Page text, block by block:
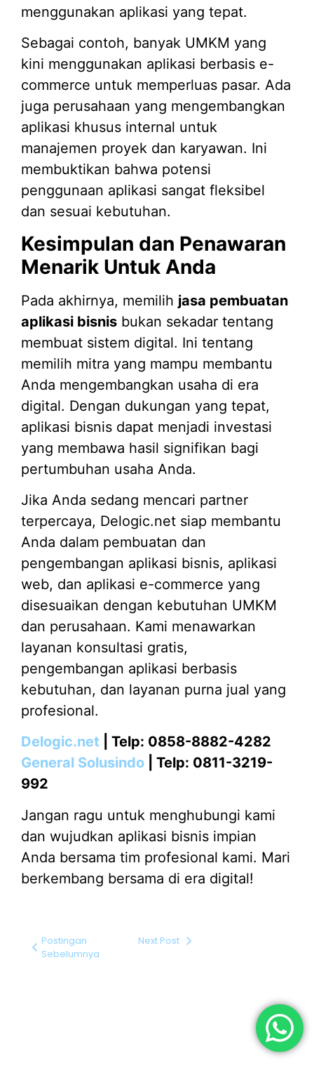
menggunakan aplikasi yang tepat.
Sebagai contoh, banyak UMKM yang
kini menggunakan aplikasi berbasis e-
commerce untuk memperluas pasar. Ada
juga perusahaan yang mengembangkan
aplikasi khusus internal untuk
manajemen proyek dan karyawan. Ini
membuktikan bahwa potensi
penggunaan aplikasi sangat fleksibel
dan sesuai kebutuhan.
Kesimpulan dan Penawaran
Menarik Untuk Anda
Pada akhirnya, memilih jasa pembuatan
aplikasi bisnis bukan sekadar tentang
membuat sistem digital. Ini tentang
memilih mitra yang mampu membantu
Anda mengembangkan usaha di era
digital. Dengan dukungan yang tepat,
aplikasi bisnis dapat menjadi investasi
yang membawa hasil signifikan bagi
pertumbuhan usaha Anda.
Jika Anda sedang mencari partner
terpercaya, Delogic.net siap membantu
Anda dalam pembuatan dan
pengembangan aplikasi bisnis, aplikasi
web, dan aplikasi e-commerce yang
disesuaikan dengan kebutuhan UMKM
dan perusahaan. Kami menawarkan
layanan konsultasi gratis,
pengembangan aplikasi berbasis
kebutuhan, dan layanan purna jual yang
profesional.
Delogic.net | Telp: 0858-8882-4282
General Solusindo | Telp: 0811-3219-
992
Jangan ragu untuk menghubungi kami
dan wujudkan aplikasi bisnis impian
Anda bersama tim profesional kami. Mari
berkembang bersama di era digital!
Postingan
Sebelumnya
Next Post